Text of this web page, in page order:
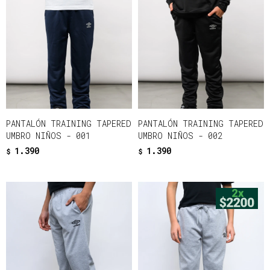
PANTALÓN TRAINING TAPERED
UMBRO NIÑOS - 001
$ 1.390
PANTALÓN TRAINING TAPERED
UMBRO NIÑOS - 002
$ 1.390